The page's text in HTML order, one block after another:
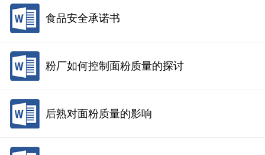
食品安全承诺书
粉厂如何控制面粉质量的探讨
后熟对面粉质量的影响